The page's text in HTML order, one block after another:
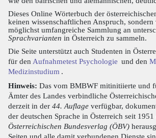
Dieses Online Wörterbuch der
keinen wissenschaftlichen Anspruch, sondern
möglichst umfangreiche Sammlung an
Sprachvarianten in Österreich zu sammeln.
Die Seite unterstützt auch Studenten in
für den Aufnahmetest Psychologie und den
Medizinstudium .
Hinweis: Das vom BMBWF mitinitiierte und
Ämter des Landes verbindliche
derzeit in der 44. Auflage verfügbar,
der deutschen Sprache in Österreich seit
Österreichischen Bundesverlag (ÖBV)
Seiten und alle damit verbundenen Dienste